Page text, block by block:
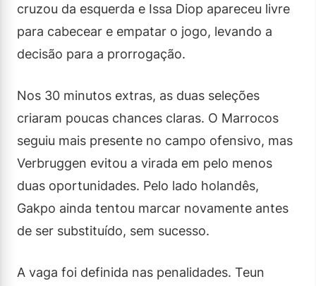
cruzou da esquerda e Issa Diop apareceu livre
para cabecear e empatar o jogo, levando a
decisão para a prorrogação.
Nos 30 minutos extras, as duas seleções
criaram poucas chances claras. O Marrocos
seguiu mais presente no campo ofensivo, mas
Verbruggen evitou a virada em pelo menos
duas oportunidades. Pelo lado holandês,
Gakpo ainda tentou marcar novamente antes
de ser substituído, sem sucesso.
A vaga foi definida nas penalidades. Teun